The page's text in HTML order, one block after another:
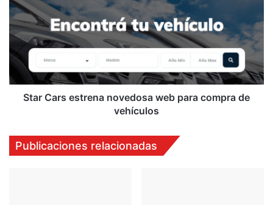
estrena
novedosa
web
para
compra
vehículos
Star Cars estrena novedosa web para compra de
vehículos
Publicaciones relacionadas